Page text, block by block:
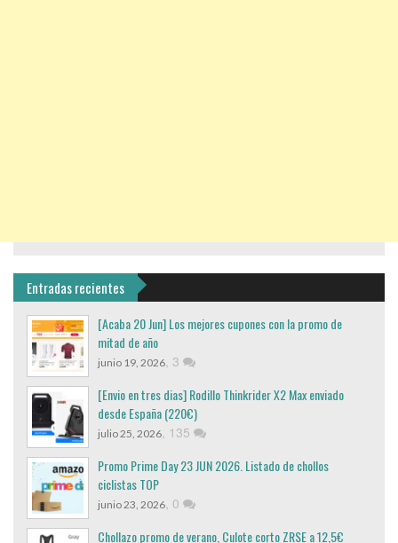
Entradas recientes
[Acaba 20 Jun] Los mejores cupones con la promo de
mitad de año
junio 19, 2026 3
[Envio en tres dias] Rodillo Thinkrider X2 Max enviado
desde España (220€)
julio 25, 2026 135
Promo Prime Day 23 JUN 2026. Listado de chollos
ciclistas TOP
junio 23, 2026 0
Chollazo promo de verano, Culote corto ZRSE a 12,5€